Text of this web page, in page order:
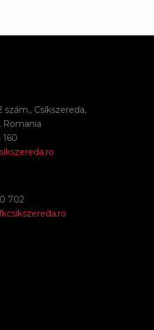
Csíkszereda,
160
702